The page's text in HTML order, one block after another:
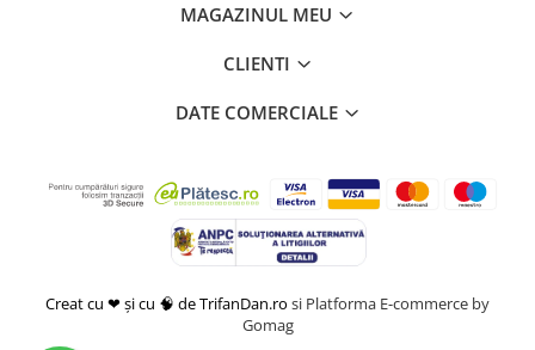
MAGAZINUL MEU
CLIENTI
DATE COMERCIALE
Creat cu ❤ și cu 🧠 de TrifanDan.ro si Platforma E-commerce by
Gomag